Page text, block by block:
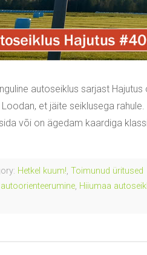
autoseiklus sarjast
et jäite seiklusega
või on ägedam kaardiga
Hetkel kuum!, Toimunud üritused
, Hiiumaa